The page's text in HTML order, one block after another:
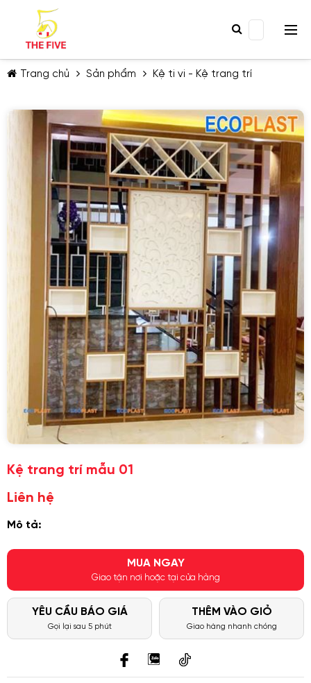
TIẾP TỤC MUA HÀNG
Trang chủ Sản phẩm Kệ ti vi - Kệ trang trí
Kệ trang trí mẫu 01
Liên hệ
Mô tả:
MUA NGAY
Giao tận nơi hoặc tại cửa hàng
YÊU CẦU BÁO GIÁ
Gọi lại sau 5 phút
THÊM VÀO GIỎ
Giao hàng nhanh chóng